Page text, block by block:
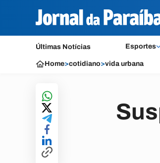
Últimas Notícias Esportes
Home>cotidiano>vida urbana